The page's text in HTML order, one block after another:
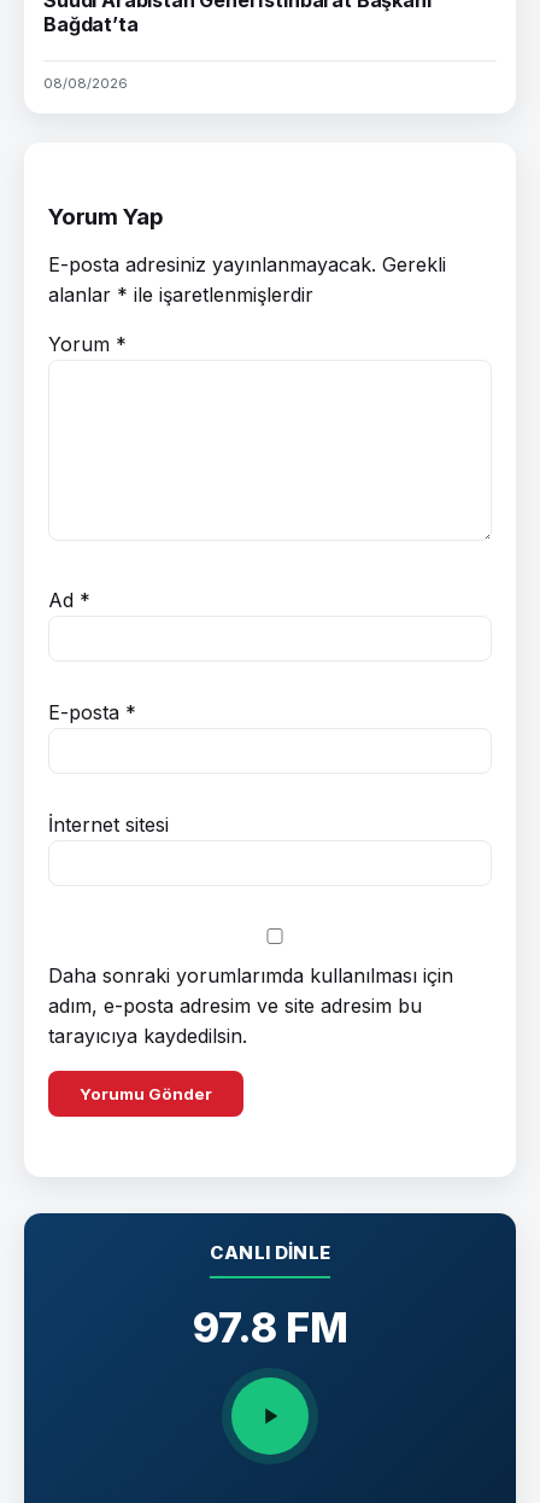
Bağdat’ta
08/08/2026
Yorum Yap
E-posta adresiniz yayınlanmayacak. Gerekli
alanlar * ile işaretlenmişlerdir
Yorum *
Ad *
E-posta *
İnternet sitesi
Daha sonraki yorumlarımda kullanılması için
adım, e-posta adresim ve site adresim bu
tarayıcıya kaydedilsin.
CANLI DINLE
97.8 FM